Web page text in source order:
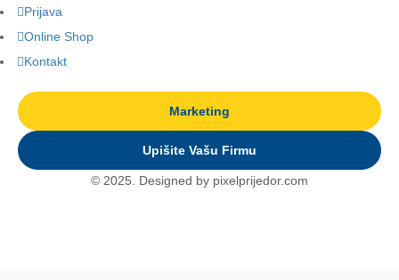
Prijava
Online Shop
Kontakt
Marketing
Upišite Vašu Firmu
© 2025. Designed by pixelprijedor.com